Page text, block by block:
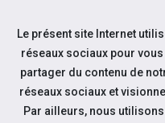
Aller au contenu
Le présent site Internet
réseaux sociaux pour
partager du contenu de
réseaux sociaux et
Par ailleurs, nous